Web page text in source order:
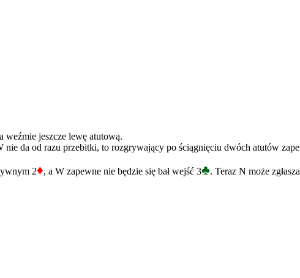
weźmie jeszcze lewę atutową.
da od razu przebitki, to rozgrywający po ściągnięciu dwóch atutów
2♦, a W zapewne nie będzie się bał wejść 3♣. Teraz N może